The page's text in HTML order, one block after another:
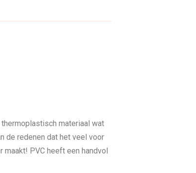
materiaal wat
de redenen dat het veel voor
PVC heeft een handvol